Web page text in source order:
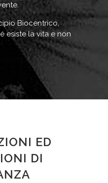
Biocentrico,
esiste la vita e non
ED
DI